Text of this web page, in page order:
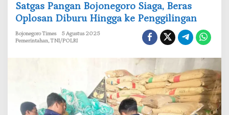
g
a
g
a
n
B
Satgas Pangan Bojonegoro Siaga, Beras
Oplosan Diburu Hingga ke Penggilingan
Bojonegoro Times
5 Agustus 2025
Pemerintahan,TNI/POLRI